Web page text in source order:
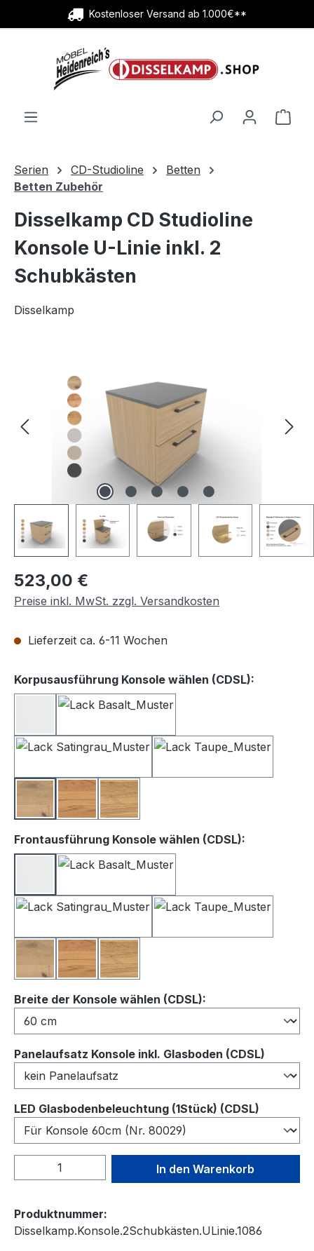
Zum Hauptinhalt springenKostenloser Versand ab 1.000€**
Serien CD-Studioline
Betten
Betten Zubehör
Disselkamp CD Studioline
Konsole U-Linie inkl. 2
Schubkästen
Disselkamp
Regulärer Preis:
523,00 €
Preise inkl. MwSt. zzgl. Versandkosten
Lieferzeit ca. 6-11 Wochen
Korpusausführung Konsole wählen (CDSL):
BalkeneicheKernbucheWildeiche
Frontausführung Konsole wählen (CDSL):
BalkeneicheKernbucheWildeiche
Breite der Konsole wählen (CDSL):
Panelaufsatz Konsole inkl. Glasboden (CDSL)
LED Glasbodenbeleuchtung (1Stück) (CDSL)
Produkt Anzahl: Gib denIn den Warenkorb
Produktnummer:
Disselkamp.Konsole.2Schubkästen.ULinie.1086